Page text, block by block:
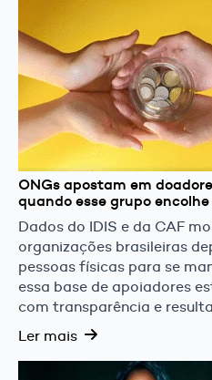
ONGs apostam em
quando esse grupo
Dados do IDIS e da CAF
organizações brasileiras
pessoas físicas para se
essa base de apoiadores
com transparência e
Ler mais